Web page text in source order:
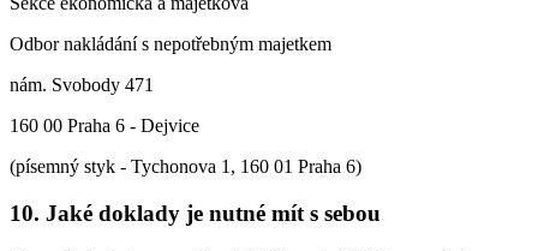
Odbor nakládání s nepotřebným majetkem
nám. Svobody 471
160 00 Praha 6 - Dejvice
(písemný styk - Tychonova 1, 160 01 Praha 6)
10. Jaké doklady je nutné mít s sebou